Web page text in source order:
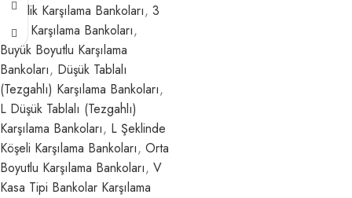
2 Kişilik Karşılama Bankoları, 3
Kişilik Karşılama Bankoları,
Büyük Boyutlu Karşılama
Bankoları, Düşük Tablalı
(Tezgahlı) Karşılama Bankoları,
L Düşük Tablalı (Tezgahlı)
Karşılama Bankoları, L Şeklinde
Köşeli Karşılama Bankoları, Orta
Boyutlu Karşılama Bankoları, V
Kasa Tipi Bankolar Karşılama